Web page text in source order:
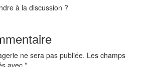
à la discussion ?
ne sera pas publiée. Les champs
avec *